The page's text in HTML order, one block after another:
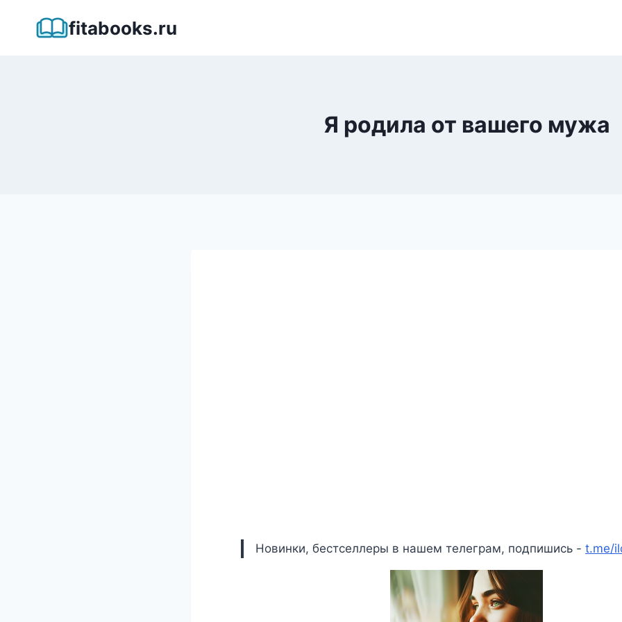
fitabooks.ru
Я родила от вашего мужа
Новинки, бестселлеры в нашем телеграм, подпишись - t.me/